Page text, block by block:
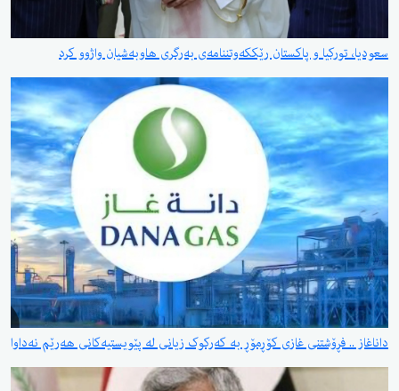
سعودیا، تورکیا و پاکستان رێککەوتننامەی بەرگری هاوبەشیان واژوو کرد
داناغاز .. فڕۆشتنی غازی کۆڕمۆڕ بە کەرکوک زیانی لە پێویستیەکانی هەرێم نەداوا